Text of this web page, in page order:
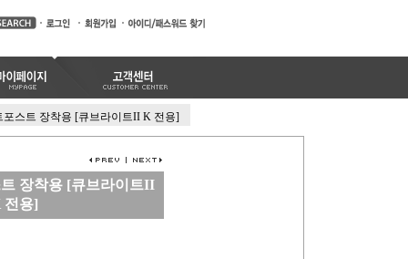
포스트 장착용 [큐브라이트II K 전용]
장착용 [큐브라이트II
전용]